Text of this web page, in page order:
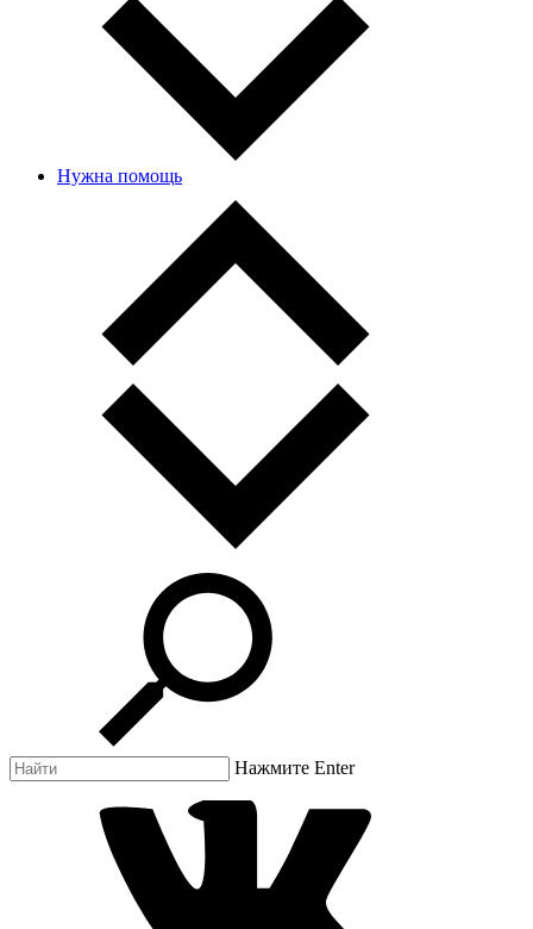
Нужна помощь
Нажмите Enter